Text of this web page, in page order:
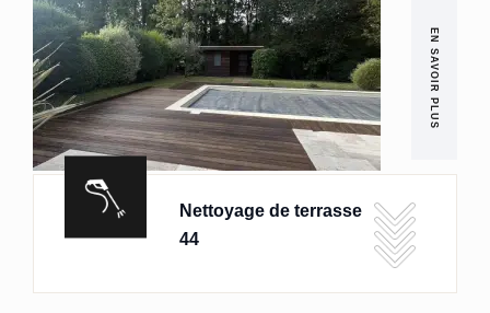
EN SAVOIR PLUS
Nettoyage de terrasse
44